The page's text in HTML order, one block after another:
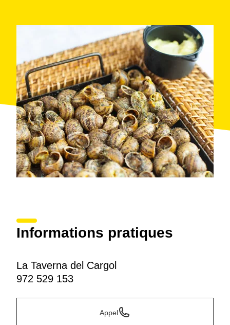
Informations pratiques
La Taverna del Cargol
972 529 153
Appel